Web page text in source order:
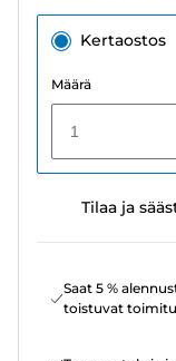
Kertaostos
Määrä
1
Tilaa ja
Saat 5 %
toistuvat